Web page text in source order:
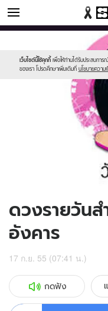
ดูดวง
เว็บไซต์นี้ใช้คุกกี้ เพื่อให้ท่านได้รับประสบกา
ของเรา โปรดศึกษาเพิ่มเติมที่ นโยบายความ
//s.isanook.com/sr/0/
sanook.png
//s.isanook.com/ho/0/ud/6/
ดวงรายวัน
อังคาร
17 ก.ย. 55 (07:41 น.)
กดฟัง